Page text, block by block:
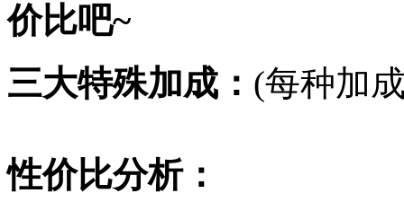
价比吧~
三大特殊加成： (每种加
性价比分析：